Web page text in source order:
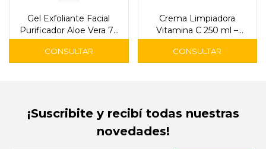
Gel Exfoliante Facial
Purificador Aloe Vera 75
ml – Nivea
Crema Limpiadora
Vitamina C 250 ml –
Garnier
¡Suscribite y recibí todas nuestras
novedades!